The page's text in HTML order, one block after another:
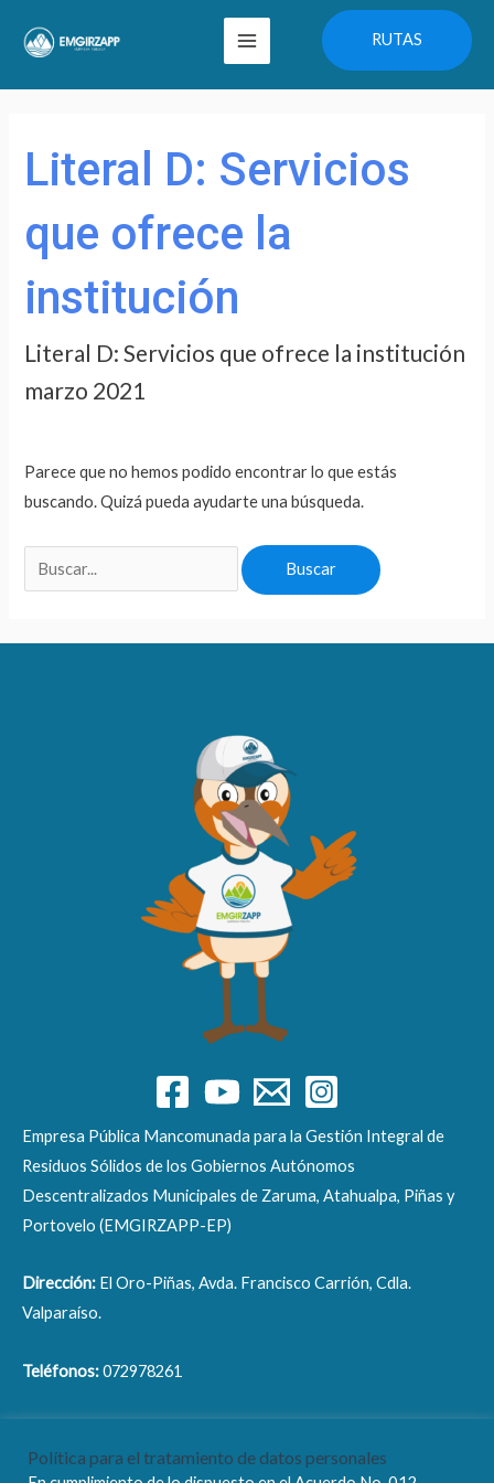
Main
Menu
RUTAS
Literal D: Servicios
que ofrece la
institución
Literal D: Servicios que ofrece la institución
marzo 2021
Parece que no hemos podido encontrar lo que estás
buscando. Quizá pueda ayudarte una búsqueda.
Empresa Pública Mancomunada para la Gestión Integral de
Residuos Sólidos de los Gobiernos Autónomos
Descentralizados Municipales de Zaruma, Atahualpa, Piñas y
Portovelo (EMGIRZAPP-EP)
Dirección: El Oro-Piñas, Avda. Francisco Carrión, Cdla.
Valparaíso.
Teléfonos:072978261
Política para el tratamiento de datos personales